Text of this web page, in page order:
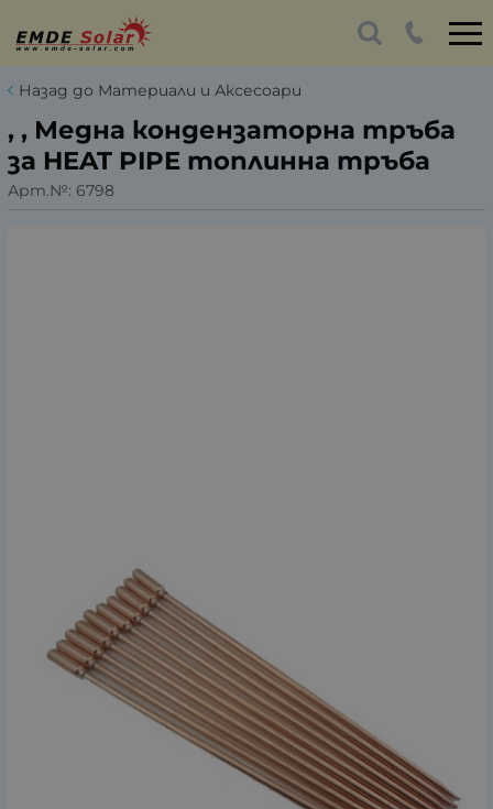
Назад до Материали и Аксесоари
, , Медна кондензаторна тръба
за HEAT PIPE топлинна тръба
Арт.№: 6798